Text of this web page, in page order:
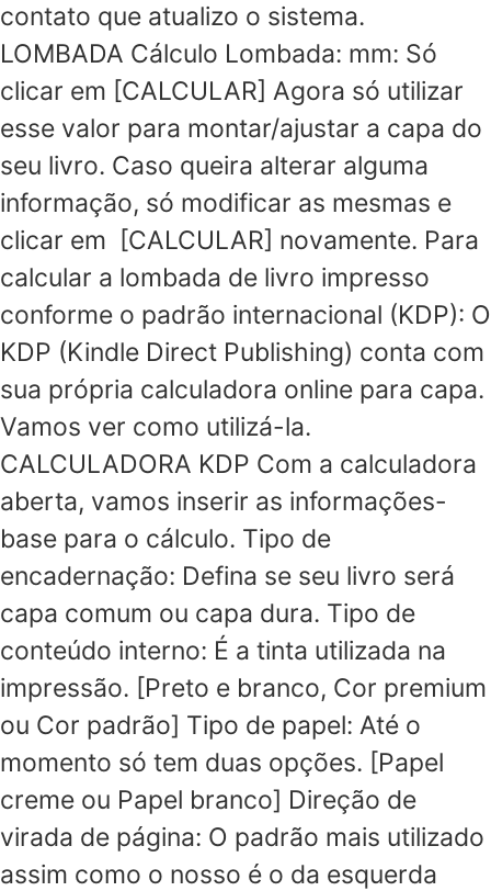
contato que atualizo o sistema.
LOMBADA Cálculo Lombada: mm: Só
clicar em [CALCULAR] Agora só utilizar
esse valor para montar/ajustar a capa do
seu livro. Caso queira alterar alguma
informação, só modificar as mesmas e
clicar em [CALCULAR] novamente. Para
calcular a lombada de livro impresso
conforme o padrão internacional (KDP): O
KDP (Kindle Direct Publishing) conta com
sua própria calculadora online para capa.
Vamos ver como utilizá-la.
CALCULADORA KDP Com a calculadora
aberta, vamos inserir as informações-
base para o cálculo. Tipo de
encadernação: Defina se seu livro será
capa comum ou capa dura. Tipo de
conteúdo interno: É a tinta utilizada na
impressão. [Preto e branco, Cor premium
ou Cor padrão] Tipo de papel: Até o
momento só tem duas opções. [Papel
creme ou Papel branco] Direção de
virada de página: O padrão mais utilizado
assim como o nosso é o da esquerda